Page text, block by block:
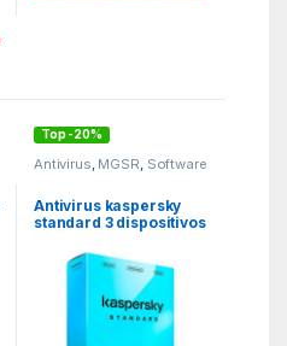
Top -20%
Antivirus MGSR Software
Antivirus kaspersky
standard 3 dispositivos